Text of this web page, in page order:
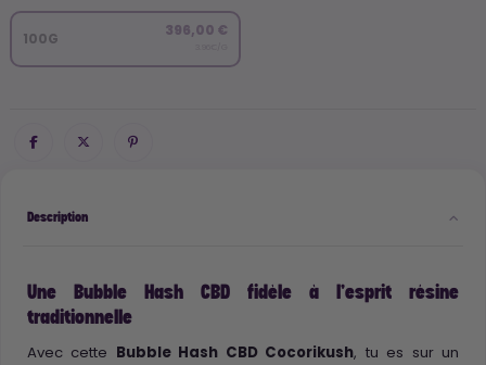
100G 396,00 €
Description
Une Bubble Hash CBD fidèle à l’esprit résine
traditionnelle
Avec cette Bubble Hash CBD Cocorikush, tu es sur un